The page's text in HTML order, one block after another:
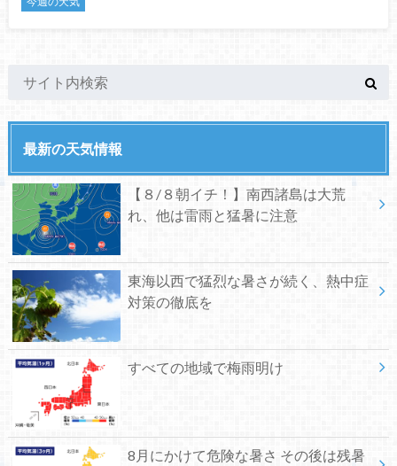
最新の天気情報
【８/８朝イチ！】南西諸島は大荒
れ、他は雷雨と猛暑に注意
東海以西で猛烈な暑さが続く、熱中症
対策の徹底を
すべての地域で梅雨明け
8月にかけて危険な暑さ その後は残暑